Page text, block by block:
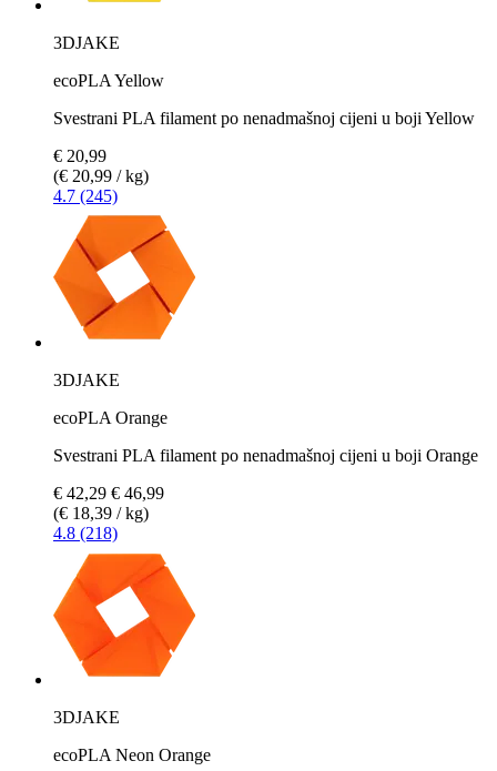
3DJAKE
ecoPLA Yellow
Svestrani PLA filament po nenadmašnoj cijeni u boji Yellow
€ 20,99
(€ 20,99 / kg)
4.7 (245)
3DJAKE
ecoPLA Orange
Svestrani PLA filament po nenadmašnoj cijeni u boji Orange
€ 42,29 € 46,99
(€ 18,39 / kg)
4.8 (218)
3DJAKE
ecoPLA Neon Orange